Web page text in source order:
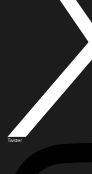
Twitter